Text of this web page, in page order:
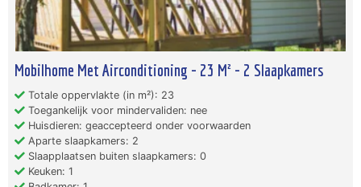
Mobilhome Met Airconditioning - 23 M² - 2 Slaapkamers
Totale oppervlakte (in m²): 23
Toegankelijk voor mindervaliden: nee
Huisdieren: geaccepteerd onder voorwaarden
Aparte slaapkamers: 2
Slaapplaatsen buiten slaapkamers: 0
Keuken: 1